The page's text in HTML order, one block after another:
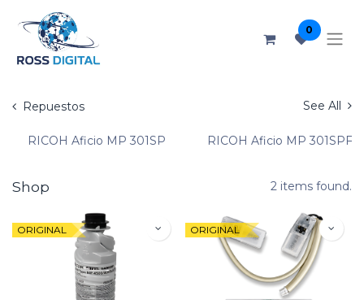
0
Repuestos See All
RICOH Aficio MP 301SP RICOH Aficio MP 301SPF
Shop 2 items found.
ORIGINAL ORIGINAL